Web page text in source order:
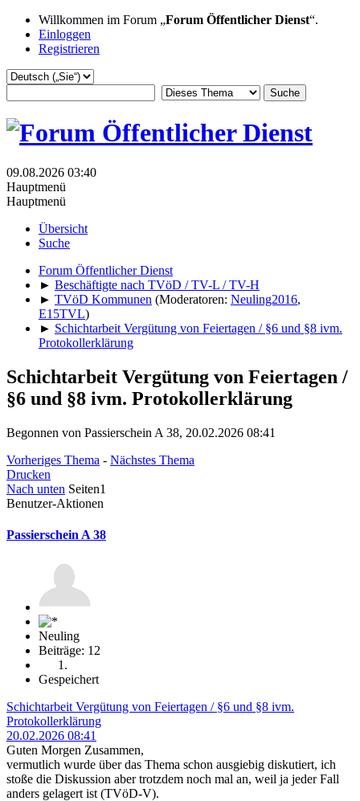
Willkommen im Forum „Forum Öffentlicher Dienst“.
Einloggen
Registrieren
09.08.2026 03:40
Hauptmenü
Hauptmenü
Übersicht
Suche
Forum Öffentlicher Dienst
► Beschäftigte nach TVöD / TV-L / TV-H
► TVöD Kommunen (Moderatoren: Neuling2016,
E15TVL)
► Schichtarbeit Vergütung von Feiertagen / §6 und §8 ivm.
Protokollerklärung
Schichtarbeit Vergütung von Feiertagen /
§6 und §8 ivm. Protokollerklärung
Begonnen von Passierschein A 38, 20.02.2026 08:41
Vorheriges Thema - Nächstes Thema
Drucken
Nach unten Seiten1
Benutzer-Aktionen
Passierschein A 38
Neuling
Beiträge: 12
Gespeichert
Schichtarbeit Vergütung von Feiertagen / §6 und §8 ivm.
Protokollerklärung
20.02.2026 08:41
Guten Morgen Zusammen,
vermutlich wurde über das Thema schon ausgiebig diskutiert, ich
stoße die Diskussion aber trotzdem noch mal an, weil ja jeder Fall
anders gelagert ist (TVöD-V).